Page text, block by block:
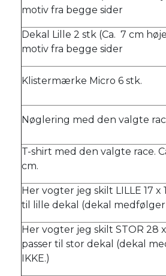
motiv fra begge sider
Dekal Lille 2 stk (Ca. 7 cm
motiv fra begge sider
Klistermærke Micro 6 stk.
Nøglering med den valgte
T-shirt med den valgte race.
cm.
Her vogter jeg skilt LILLE 17 x
til lille dekal (dekal medfølger
Her vogter jeg skilt STOR 28
passer til stor dekal (dekal
IKKE.)